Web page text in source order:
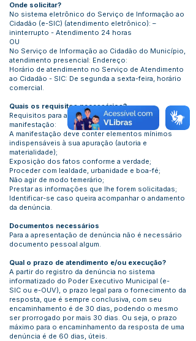
Onde solicitar?
No sistema eletrônico do Serviço de Informação ao
Cidadão (e-SIC) (atendimento eletrônico): –
ininterrupto - Atendimento 24 horas
OU
No Serviço de Informação ao Cidadão do Município,
atendimento presencial: Endereço:
Horário de atendimento no Serviço de Atendimento
ao Cidadão - SIC: De segunda a sexta-feira, horário
comercial.
Quais os requisitos necessários?
Requisitos para análise e atendimento desta
manifestação:
A manifestação deve conter elementos mínimos
indispensáveis à sua apuração (autoria e
materialidade);
Exposição dos fatos conforme a verdade;
Proceder com lealdade, urbanidade e boa-fé;
Não agir de modo temerário;
Prestar as informações que lhe forem solicitadas;
Identificar-se caso queira acompanhar o andamento
da denúncia.
Documentos necessários
Para a apresentação de denúncia não é necessário
documento pessoal algum.
Qual o prazo de atendimento e/ou execução?
A partir do registro da denúncia no sistema
informatizado do Poder Executivo Municipal (e-
SIC ou e-OUV), o prazo legal para o fornecimento da
resposta, que é sempre conclusiva, com seu
encaminhamento é de 30 dias, podendo o mesmo
ser prorrogado por mais 30 dias. Ou seja, o prazo
máximo para o encaminhamento da resposta de uma
denúncia é de 60 dias, úteis.